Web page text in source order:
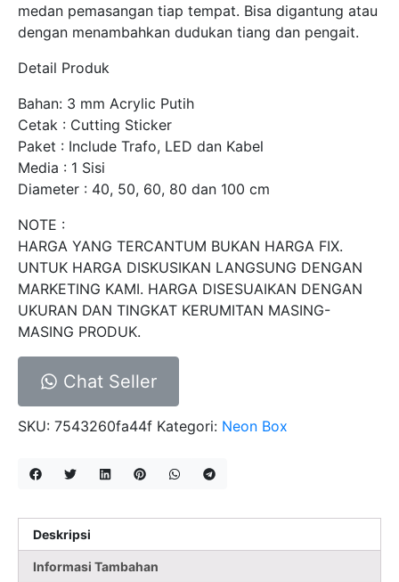
medan pemasangan tiap tempat. Bisa digantung atau
dengan menambahkan dudukan tiang dan pengait.
Detail Produk
Bahan: 3 mm Acrylic Putih
Cetak : Cutting Sticker
Paket : Include Trafo, LED dan Kabel
Media : 1 Sisi
Diameter : 40, 50, 60, 80 dan 100 cm
NOTE :
HARGA YANG TERCANTUM BUKAN HARGA FIX.
UNTUK HARGA DISKUSIKAN LANGSUNG DENGAN
MARKETING KAMI. HARGA DISESUAIKAN DENGAN
UKURAN DAN TINGKAT KERUMITAN MASING-
MASING PRODUK.
Chat Seller
SKU: 7543260fa44f Kategori: Neon Box
Deskripsi
Informasi Tambahan